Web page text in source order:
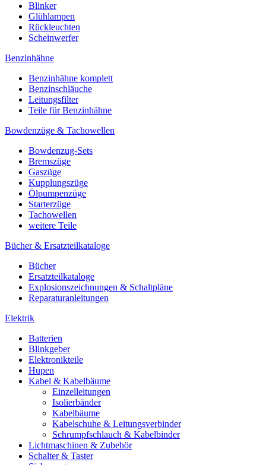
Blinker
Glühlampen
Rückleuchten
Scheinwerfer
Benzinhähne
Benzinhähne komplett
Benzinschläuche
Leitungsfilter
Teile für Benzinhähne
Bowdenzüge & Tachowellen
Bowdenzug-Sets
Bremszüge
Gaszüge
Kupplungszüge
Ölpumpenzüge
Starterzüge
Tachowellen
weitere Teile
Bücher & Ersatzteilkataloge
Bücher
Ersatzteilkataloge
Explosionszeichnungen & Schaltpläne
Reparaturanleitungen
Elektrik
Batterien
Blinkgeber
Elektronikteile
Hupen
Kabel & Kabelbäume
Einzelleitungen
Isolierbänder
Kabelbäume
Kabelschuhe & Leitungsverbinder
Schrumpfschlauch & Kabelbinder
Lichtmaschinen & Zubehör
Schalter & Taster